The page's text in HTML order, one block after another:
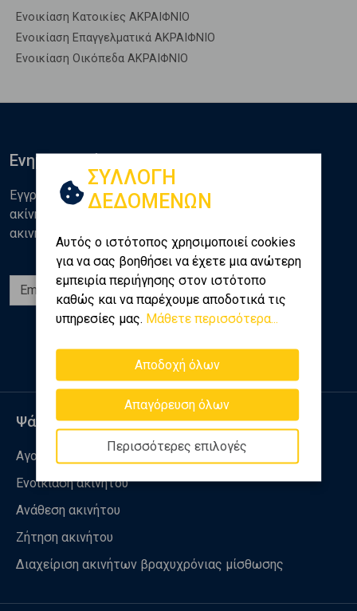
Ενοικίαση Κατοικίες ΑΚΡΑΙΦΝΙΟ
Ενοικίαση Επαγγελματικά ΑΚΡΑΙΦΝΙΟ
Ενοικίαση Οικόπεδα ΑΚΡΑΙΦΝΙΟ
ΣΥΛΛΟΓΗ
ΔΕΔΟΜΕΝΩΝ
Αυτός ο ιστότοπος χρησιμοποιεί cookies
για να σας βοηθήσει να έχετε μια ανώτερη
εμπειρία περιήγησης στον ιστότοπο
καθώς και να παρέχουμε αποδοτικά τις
υπηρεσίες μας. Μάθετε περισσότερα...
Αποδοχή όλων
Απαγόρευση όλων
Περισσότερες επιλογές
Ενημερωθείτε
Εγγραφείτε στο newsletter της Golden Home για νέα
ακίνητα, αναλύσεις και διάφορα θέματα της αγοράς
ακινήτων
Εγγραφή
Ακολουθήστε μας
Ψάχνω για
Αγορά ακινήτου
Ενοικίαση ακινήτου
Ανάθεση ακινήτου
Ζήτηση ακινήτου
Διαχείριση ακινήτων βραχυχρόνιας μίσθωσης